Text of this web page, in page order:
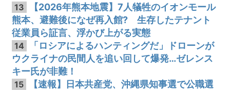
13
【2026年熊本地震】7人犠牲のイオンモール
熊本、避難後になぜ再入館? 生存したテナント
従業員ら証言、浮かび上がる実態
14
「ロシアによるハンティングだ」ドローンが
ウクライナの民間人を追い回して爆発…ゼレンス
キー氏が非難！
15
【速報】日本共産党、沖縄県知事選で公職選